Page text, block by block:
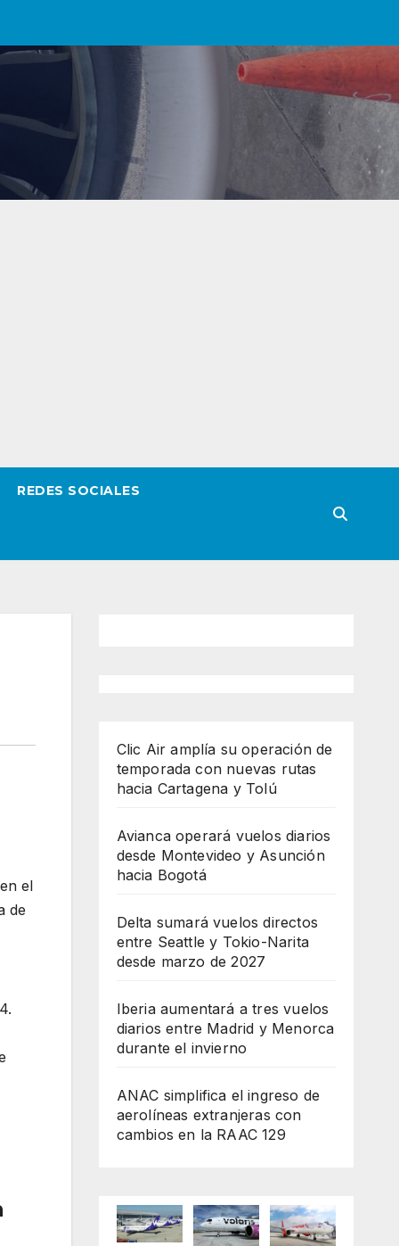
REDES SOCIALES
el
de
Clic Air amplía su operación de
temporada con nuevas rutas
hacia Cartagena y Tolú
Avianca operará vuelos diarios
desde Montevideo y Asunción
hacia Bogotá
Delta sumará vuelos directos
entre Seattle y Tokio-Narita
desde marzo de 2027
Iberia aumentará a tres vuelos
diarios entre Madrid y Menorca
durante el invierno
ANAC simplifica el ingreso de
aerolíneas extranjeras con
cambios en la RAAC 129